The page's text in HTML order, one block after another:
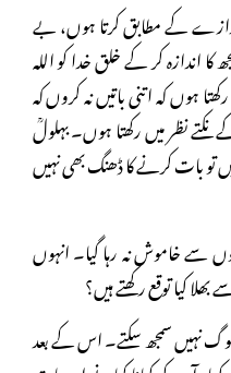
کے مطابق کرتا ہوں، بے
اندازہ کر کے خلق خدا کو اللہ
ہوں کہ اتنی باتیں نہ کروں کہ
نظر میں رکھتا ہوں۔ بہلولؒ
بات کرنے کا ڈھنگ بھی نہیں
سے خاموش نہ رہا گیا۔ انہوں
کیا توقع رکھتے ہیں؟
نہیں سمجھ سکتے۔ اس کے بعد